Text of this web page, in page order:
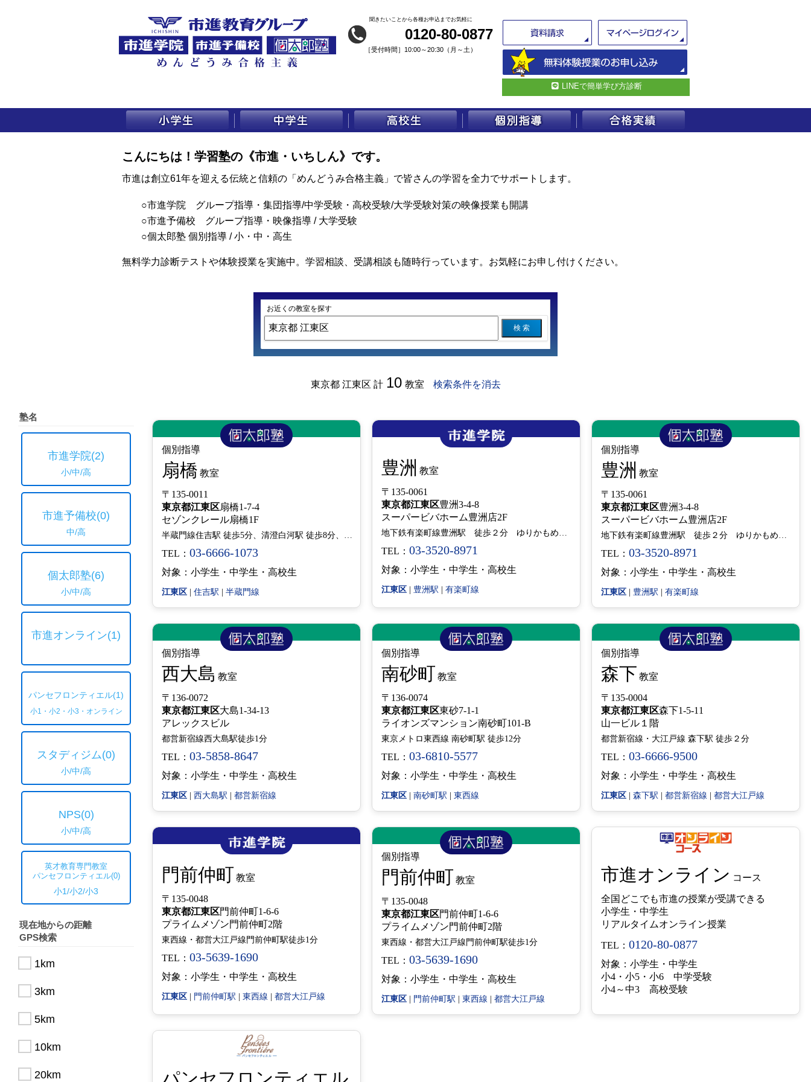
聞きたいことから各種お申込までお気軽に
0120-80-0877
［受付時間］10:00～20:30（月～土）
LINEで簡単学び方診断
こんにちは！ 学習塾の《市進・いちしん》です。
市進は創立61年を迎える伝統と信頼の「めんどうみ合格主義」で皆さんの学習を全力でサポートします。
○市進学院 グループ指導・集団指導/中学受験・高校受験/大学受験対策の映像授業も開講
○市進予備校 グループ指導・映像指導 / 大学受験
○個太郎塾 個別指導 / 小・中・高生
無料学力診断テストや体験授業を実施中。学習相談、受講相談も随時行っています。お気軽にお申し付けください。
お近くの教室を探す
検 索
東京都 江東区 計 10 教室 検索条件を消去
塾名
市進学院(2)
小/中/高
市進予備校(0)
中/高
個太郎塾(6)
小/中/高
市進オンライン(1)
パンセフロンティエル(1)
小1・小2・小3・オンライン
スタディジム(0)
小/中/高
NPS(0)
小/中/高
英才教育専門教室
パンセフロンティエル(0)
小1/小2/小3
現在地からの距離
GPS検索
1km
3km
5km
10km
20km
個別指導
扇橋 教室
〒135-0011
東京都江東区扇橋1-7-4
セゾンクレール扇橋1F
半蔵門線住吉駅 徒歩5分、清澄白河駅 徒歩8分、都営新宿線菊川駅 徒歩8分
TEL： 03-6666-1073
対象：小学生・中学生・高校生
江東区 住吉駅 半蔵門線
豊洲 教室
〒135-0061
東京都江東区豊洲3-4-8
スーパービバホーム豊洲店2F
地下鉄有楽町線豊洲駅 徒歩２分 ゆりかもめ豊洲駅 徒歩３分
TEL： 03-3520-8971
対象：小学生・中学生・高校生
江東区 豊洲駅 有楽町線
個別指導
豊洲 教室
〒135-0061
東京都江東区豊洲3-4-8
スーパービバホーム豊洲店2F
地下鉄有楽町線豊洲駅 徒歩２分 ゆりかもめ豊洲駅 徒歩３分
TEL： 03-3520-8971
対象：小学生・中学生・高校生
江東区 豊洲駅 有楽町線
個別指導
西大島 教室
〒136-0072
東京都江東区大島1-34-13
アレックスビル
都営新宿線西大島駅徒歩1分
TEL： 03-5858-8647
対象：小学生・中学生・高校生
江東区 西大島駅 都営新宿線
個別指導
南砂町 教室
〒136-0074
東京都江東区東砂7-1-1
ライオンズマンション南砂町101-B
東京メトロ東西線 南砂町駅 徒歩12分
TEL： 03-6810-5577
対象：小学生・中学生・高校生
江東区 南砂町駅 東西線
個別指導
森下 教室
〒135-0004
東京都江東区森下1-5-11
山一ビル１階
都営新宿線・大江戸線 森下駅 徒歩２分
TEL： 03-6666-9500
対象：小学生・中学生・高校生
江東区 森下駅 都営新宿線 都営大江戸線
門前仲町 教室
〒135-0048
東京都江東区門前仲町1-6-6
プライムメゾン門前仲町2階
東西線・都営大江戸線門前仲町駅徒歩1分
TEL： 03-5639-1690
対象：小学生・中学生・高校生
江東区 門前仲町駅 東西線 都営大江戸線
個別指導
門前仲町 教室
〒135-0048
東京都江東区門前仲町1-6-6
プライムメゾン門前仲町2階
東西線・都営大江戸線門前仲町駅徒歩1分
TEL： 03-5639-1690
対象：小学生・中学生・高校生
江東区 門前仲町駅 東西線 都営大江戸線
市進オンライン コース
全国どこでも市進の授業が受講できる
小学生・中学生
リアルタイムオンライン授業
TEL： 0120-80-0877
対象：小学生・中学生
小4・小5・小6 中学受験
小4～中3 高校受験